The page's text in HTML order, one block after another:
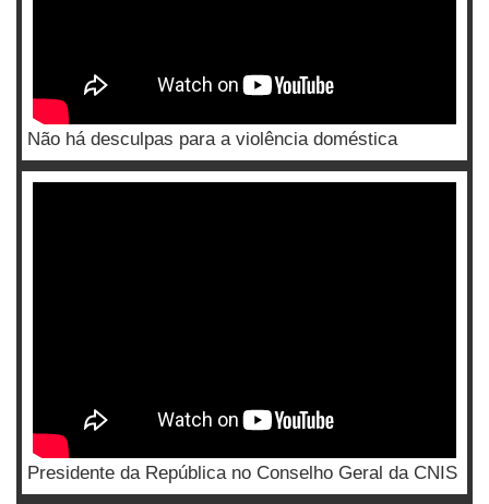
Não há desculpas para a violência doméstica
Presidente da República no Conselho Geral da CNIS